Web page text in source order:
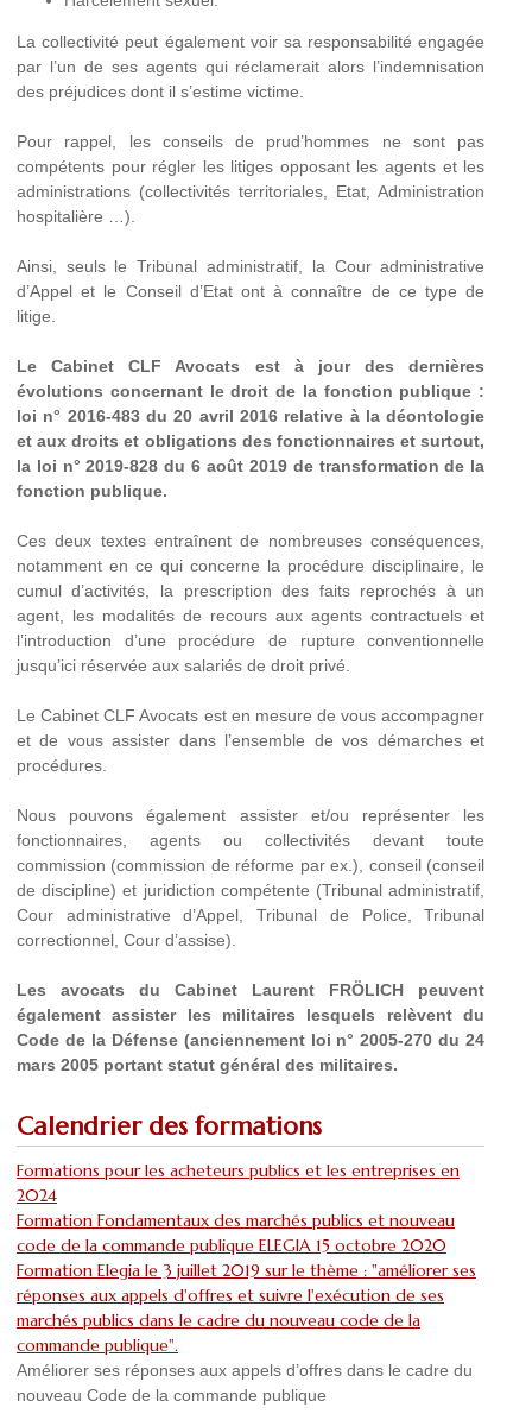
La collectivité peut également voir sa responsabilité engagée
par l’un de ses agents qui réclamerait alors l’indemnisation
des préjudices dont il s’estime victime.
Pour rappel, les conseils de prud’hommes ne sont pas
compétents pour régler les litiges opposant les agents et les
administrations (collectivités territoriales, Etat, Administration
hospitalière …).
Ainsi, seuls le Tribunal administratif, la Cour administrative
d’Appel et le Conseil d’Etat ont à connaître de ce type de
litige.
Le Cabinet CLF Avocats est à jour des dernières
évolutions concernant le droit de la fonction publique :
loi n° 2016-483 du 20 avril 2016 relative à la déontologie
et aux droits et obligations des fonctionnaires et surtout,
la loi n° 2019-828 du 6 août 2019 de transformation de la
fonction publique.
Ces deux textes entraînent de nombreuses conséquences,
notamment en ce qui concerne la procédure disciplinaire, le
cumul d’activités, la prescription des faits reprochés à un
agent, les modalités de recours aux agents contractuels et
l’introduction d’une procédure de rupture conventionnelle
jusqu’ici réservée aux salariés de droit privé.
Le Cabinet CLF Avocats est en mesure de vous accompagner
et de vous assister dans l’ensemble de vos démarches et
procédures.
Nous pouvons également assister et/ou représenter les
fonctionnaires, agents ou collectivités devant toute
commission (commission de réforme par ex.), conseil (conseil
de discipline) et juridiction compétente (Tribunal administratif,
Cour administrative d’Appel, Tribunal de Police, Tribunal
correctionnel, Cour d’assise).
Les avocats du Cabinet Laurent FRÖLICH peuvent
également assister les militaires lesquels relèvent du
Code de la Défense (anciennement loi n° 2005-270 du 24
mars 2005 portant statut général des militaires.
Calendrier des formations
Formations pour les acheteurs publics et les entreprises en
2024
Formation Fondamentaux des marchés publics et nouveau
code de la commande publique ELEGIA 15 octobre 2020
Formation Elegia le 3 juillet 2019 sur le thème : "améliorer ses
réponses aux appels d'offres et suivre l'exécution de ses
marchés publics dans le cadre du nouveau code de la
commande publique".
Améliorer ses réponses aux appels d’offres dans le cadre du
nouveau Code de la commande publique